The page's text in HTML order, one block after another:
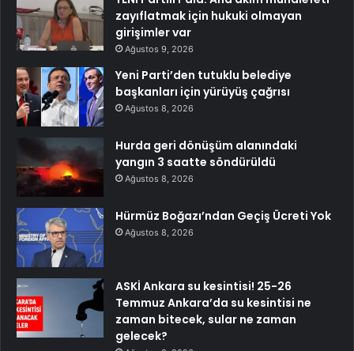
zayıflatmak için hukuki olmayan
girişimler var
Ağustos 9, 2026
Yeni Parti’den tutuklu belediye
başkanları için yürüyüş çağrısı
Ağustos 8, 2026
Hurda geri dönüşüm alanındaki
yangın 3 saatte söndürüldü
Ağustos 8, 2026
Hürmüz Boğazı’ndan Geçiş Ücreti Yok
Ağustos 8, 2026
ASKİ Ankara su kesintisi! 25-26
Temmuz Ankara’da su kesintisi ne
zaman bitecek, sular ne zaman
gelecek?